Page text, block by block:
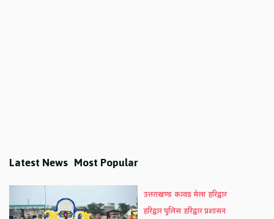
Latest News Most Popular
उत्तराखण्ड कावड़ मेला हरिद्वार
हरिद्वार पुलिस हरिद्वार प्रशासन